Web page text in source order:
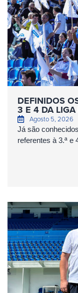
DEFINIDOS
3 E 4 DA
Agosto 5, 2026
Já são
referentes à 3.ª e